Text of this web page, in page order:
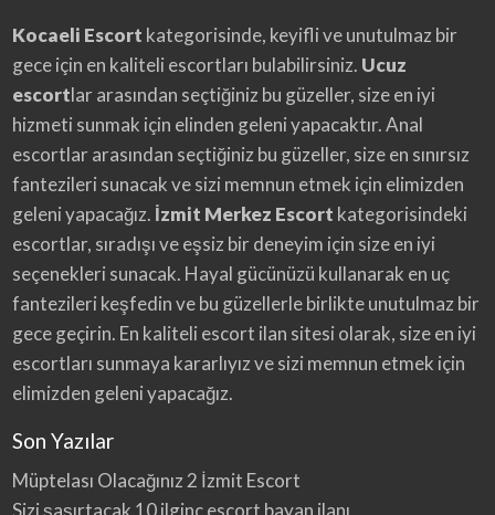
Kocaeli Escort kategorisinde, keyifli ve unutulmaz bir
gece için en kaliteli escortları bulabilirsiniz. Ucuz
escortlar arasından seçtiğiniz bu güzeller, size en iyi
hizmeti sunmak için elinden geleni yapacaktır. Anal
escortlar arasından seçtiğiniz bu güzeller, size en sınırsız
fantezileri sunacak ve sizi memnun etmek için elimizden
geleni yapacağız. İzmit Merkez Escort kategorisindeki
escortlar, sıradışı ve eşsiz bir deneyim için size en iyi
seçenekleri sunacak. Hayal gücünüzü kullanarak en uç
fantezileri keşfedin ve bu güzellerle birlikte unutulmaz bir
gece geçirin. En kaliteli escort ilan sitesi olarak, size en iyi
escortları sunmaya kararlıyız ve sizi memnun etmek için
elimizden geleni yapacağız.
Son Yazılar
Müptelası Olacağınız 2 İzmit Escort
Sizi şaşırtacak 10 ilginç escort bayan ilanı